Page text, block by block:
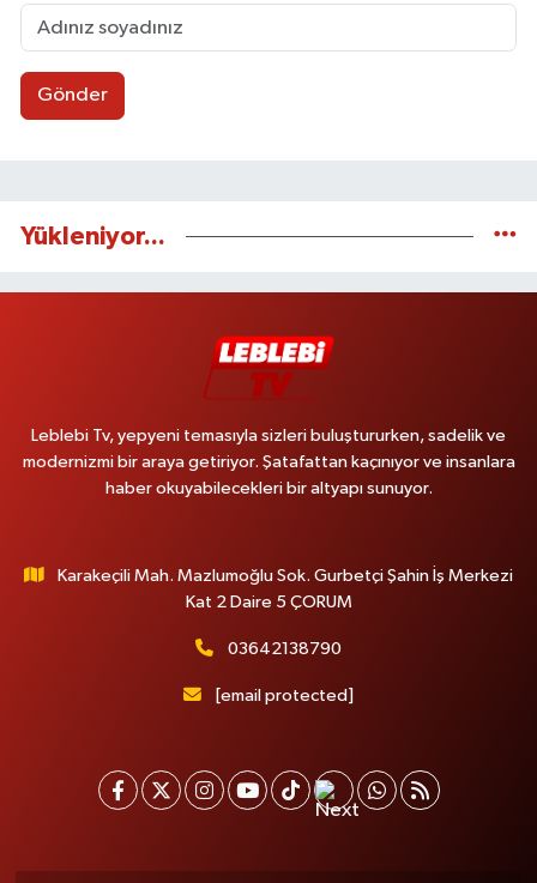
Gönder
Yükleniyor...
Leblebi Tv, yepyeni temasıyla sizleri buluştururken, sadelik ve
modernizmi bir araya getiriyor. Şatafattan kaçınıyor ve insanlara
haber okuyabilecekleri bir altyapı sunuyor.
Karakeçili Mah. Mazlumoğlu Sok. Gurbetçi Şahin İş Merkezi
Kat 2 Daire 5 ÇORUM
03642138790
[email protected]